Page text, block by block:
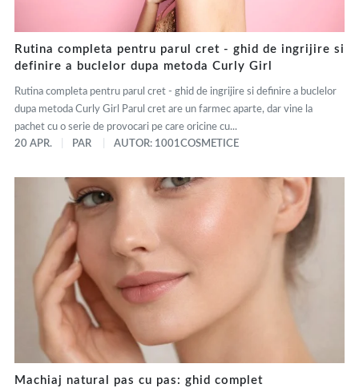
Rutina completa pentru parul cret - ghid de ingrijire si
definire a buclelor dupa metoda Curly Girl
Rutina completa pentru parul cret - ghid de ingrijire si definire a buclelor
dupa metoda Curly Girl Parul cret are un farmec aparte, dar vine la
pachet cu o serie de provocari pe care oricine cu...
20 APR.
PAR AUTOR: 1001COSMETICE
Machiaj natural pas cu pas: ghid complet